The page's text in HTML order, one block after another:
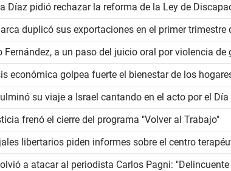
Díaz pidió rechazar la reforma de la Ley de
duplicó sus exportaciones en el primer trimestre
Fernández, a un paso del juicio oral por violencia de
económica golpea fuerte el bienestar de los
su viaje a Israel cantando en el acto por el
frenó el cierre del programa "Volver al Trabajo"
libertarios piden informes sobre el centro
a atacar al periodista Carlos Pagni: